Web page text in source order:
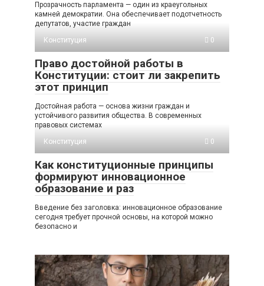
Прозрачность парламента — один из краеугольных
камней демократии. Она обеспечивает подотчетность
депутатов, участие граждан
Конституция
0
Право достойной работы в
Конституции: стоит ли закрепить
этот принцип
Достойная работа — основа жизни граждан и
устойчивого развития общества. В современных
правовых системах
Конституция
0
Как конституционные принципы
формируют инновационное
образование и раз
Введение без заголовка: инновационное образование
сегодня требует прочной основы, на которой можно
безопасно и